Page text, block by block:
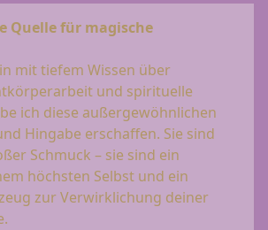
Quelle für magische
mit tiefem Wissen über
und spirituelle
ich diese außergewöhnlichen
Hingabe erschaffen. Sie sind
Schmuck – sie sind ein
höchsten Selbst und ein
zur Verwirklichung deiner